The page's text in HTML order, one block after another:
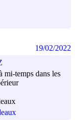
mi-temps dans les
19/02/2022